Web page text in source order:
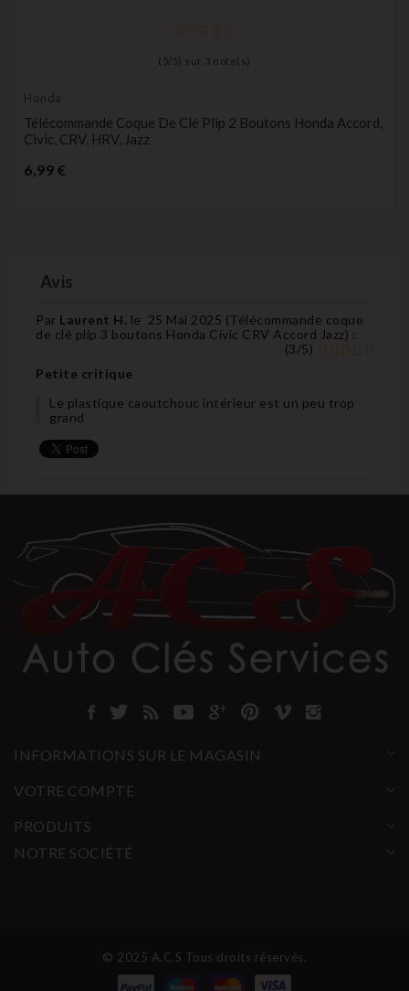
( 5/ 5) sur 3 note(s)
Honda
Télécommande Coque De Clé Plip 2 Boutons Honda Accord,
Civic, CRV, HRV, Jazz
6,99 €
Avis
Par Laurent H. le 25 Mai 2025 (Télécommande coque
de clé plip 3 boutons Honda Civic CRV Accord Jazz) :
(3/5)
Petite critique
Le plastique caoutchouc intérieur est un peu trop
grand
INFORMATIONS SUR LE MAGASIN
VOTRE COMPTE
PRODUITS
NOTRE SOCIÉTÉ
© 2025 A.C.S Tous droits réservés.